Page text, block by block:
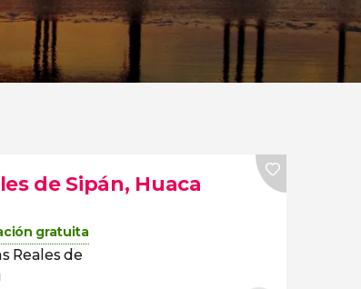
de Sipán, Huaca
gratuita
Reales de